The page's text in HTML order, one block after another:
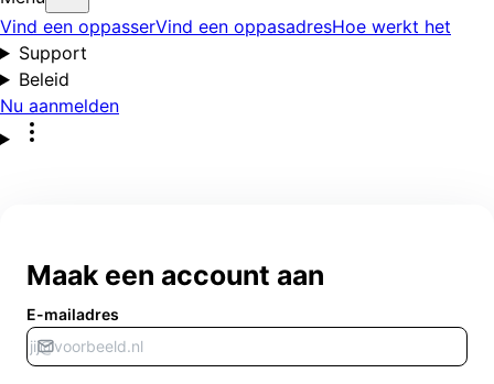
Vind een oppasserVind een oppasadresHoe werkt het
Support
Beleid
Nu aanmelden
Maak een account aan
E-mailadres